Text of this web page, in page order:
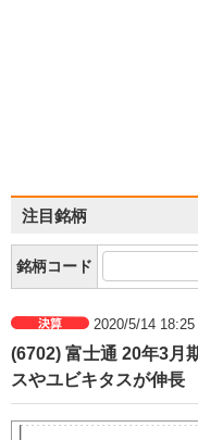
注目銘柄
銘柄コード
2020/5/14 18:25
(6702) 富士通 20年3
スやユビキタスが伸長